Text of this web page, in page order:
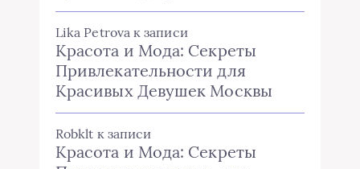
Lika Petrova к записи
Красота и Мода: Секреты
Привлекательности для
Красивых Девушек Москвы
Robklt к записи
Красота и Мода: Секреты